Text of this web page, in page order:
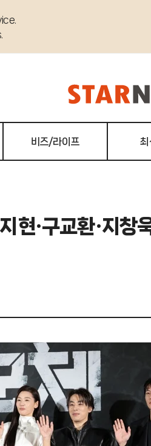
비즈/라이프 최
·구교환·지창